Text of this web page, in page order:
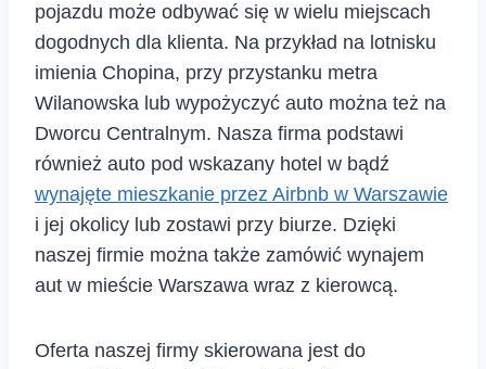
pojazdu może odbywać się w wielu miejscach
dogodnych dla klienta. Na przykład na lotnisku
imienia Chopina, przy przystanku metra
Wilanowska lub wypożyczyć auto można też na
Dworcu Centralnym. Nasza firma podstawi
również auto pod wskazany hotel w bądź
wynajęte mieszkanie przez Airbnb w Warszawie
i jej okolicy lub zostawi przy biurze. Dzięki
naszej firmie można także zamówić wynajem
aut w mieście Warszawa wraz z kierowcą.
Oferta naszej firmy skierowana jest do